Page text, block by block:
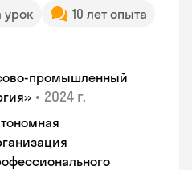
урок
10 лет опыта
промышленный
• 2024 г.